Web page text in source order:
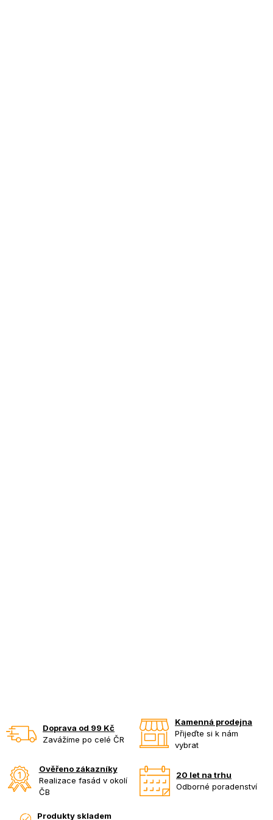
Doprava od 99 Kč
Zavážíme po celé ČR
Kamenná prodejna
Přijeďte si k nám
vybrat
Ověřeno zákazníky
Realizace fasád v okolí
ČB
20 let na trhu
Odborné poradenství
Produkty skladem